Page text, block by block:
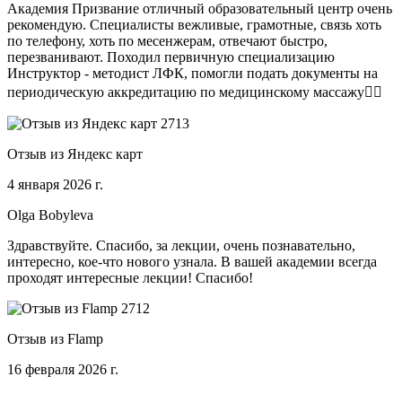
Академия Призвание отличный образовательный центр очень
рекомендую. Специалисты вежливые, грамотные, связь хоть
по телефону, хоть по месенжерам, отвечают быстро,
перезванивают. Походил первичную специализацию
Инструктор - методист ЛФК, помогли подать документы на
периодическую аккредитацию по медицинскому массажу🧑‍⚕️
Отзыв из Яндекс карт
4 января 2026 г.
Olga Bobyleva
Здравствуйте. Спасибо, за лекции, очень познавательно,
интересно, кое-что нового узнала. В вашей академии всегда
проходят интересные лекции! Спасибо!
Отзыв из Flamp
16 февраля 2026 г.